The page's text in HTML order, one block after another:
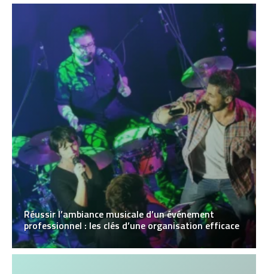
Réussir l’ambiance musicale d’un événement
professionnel : les clés d’une organisation efficace